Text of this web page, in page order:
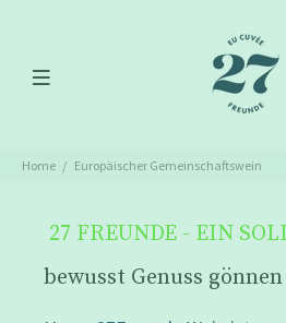
Home Europäischer Gemeinschaftswein
27 FREUNDE - EIN
bewusst Genuss gönnen